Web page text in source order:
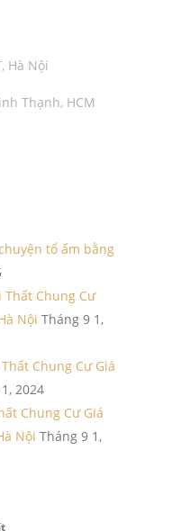
Hà Nội
Thạnh, HCM
tổ ấm bằng
Thất Chung Cư
Nội Tháng 9 1,
Chung Cư Giá
2024
Chung Cư Giá
Nội Tháng 9 1,